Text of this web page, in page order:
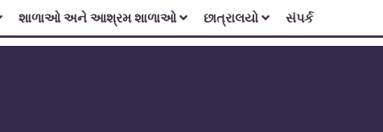
શાળાઓ અને આશ્રમ શાળાઓ છાત્રાલયો સંપર્ક